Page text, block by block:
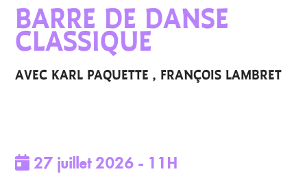
BARRE DE DANSE
CLASSIQUE
AVEC KARL PAQUETTE , FRANÇOIS LAMBRET
27 juillet 2026 - 11H